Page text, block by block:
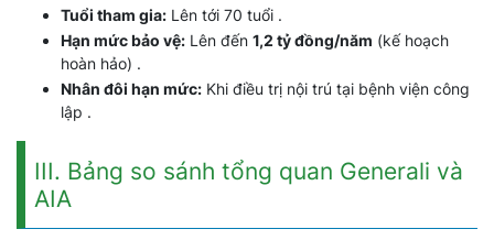
Tuổi tham gia: Lên tới 70 tuổi .
Hạn mức bảo vệ: Lên đến 1,2 tỷ đồng/năm (kế hoạch
hoàn hảo) .
Nhân đôi hạn mức: Khi điều trị nội trú tại bệnh viện công
lập .
III. Bảng so sánh tổng quan Generali và
AIA